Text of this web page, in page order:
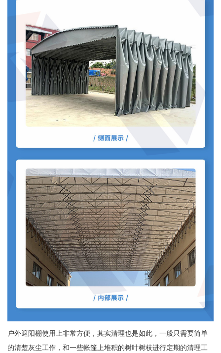
户外遮阳棚使用上非常方便，其实清理也是如此，一般只需要简单
的清楚灰尘工作，和一些帐篷上堆积的树叶树枝进行定期的清理工